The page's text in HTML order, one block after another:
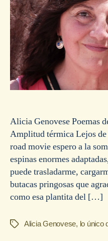
Alicia Genovese Poemas
Amplitud térmica Lejos de
road movie espero a la
espinas enormes
puede trasladarme,
butacas pringosas que
como esa plantita del […]
EtiquetasAlicia Genovese, lo único